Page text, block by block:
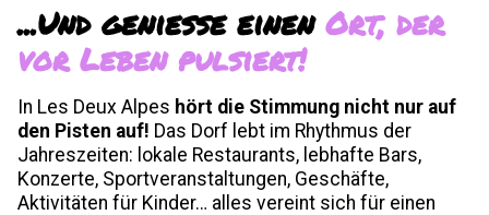
...Und genieße einen Ort, der
vor Leben pulsiert!
In Les Deux Alpes hört die Stimmung nicht nur auf
den Pisten auf! Das Dorf lebt im Rhythmus der
Jahreszeiten: lokale Restaurants, lebhafte Bars,
Konzerte, Sportveranstaltungen, Geschäfte,
Aktivitäten für Kinder… alles vereint sich für einen